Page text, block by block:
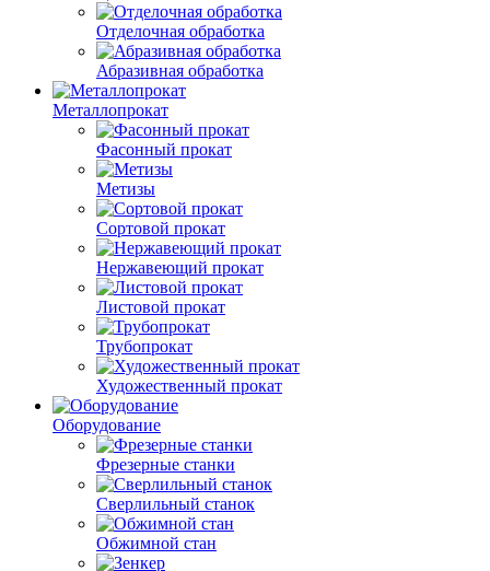
Отделочная обработка
Абразивная обработка
Металлопрокат
Фасонный прокат
Метизы
Сортовой прокат
Нержавеющий прокат
Листовой прокат
Трубопрокат
Художественный прокат
Оборудование
Фрезерные станки
Сверлильный станок
Обжимной стан